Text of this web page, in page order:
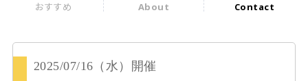
おすすめ About Contact
2025/07/16 （水） 開催